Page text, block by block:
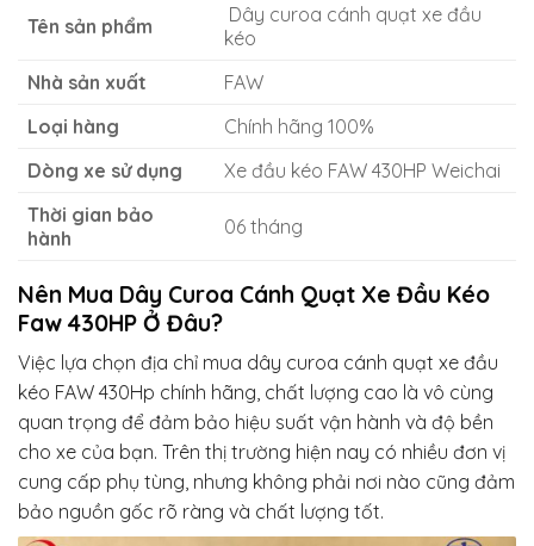
Tên sản phẩm
Dây curoa cánh quạt xe đầu
kéo
Nhà sản xuất
FAW
Loại hàng
Chính hãng 100%
Dòng xe sử dụng
Xe đầu kéo FAW 430HP Weichai
Thời gian bảo
hành
06 tháng
Nên Mua Dây Curoa Cánh Quạt Xe Đầu Kéo
Faw 430HP Ở Đâu?
Việc lựa chọn địa chỉ mua dây curoa cánh quạt xe đầu
kéo FAW 430Hp chính hãng, chất lượng cao là vô cùng
quan trọng để đảm bảo hiệu suất vận hành và độ bền
cho xe của bạn. Trên thị trường hiện nay có nhiều đơn vị
cung cấp phụ tùng, nhưng không phải nơi nào cũng đảm
bảo nguồn gốc rõ ràng và chất lượng tốt.